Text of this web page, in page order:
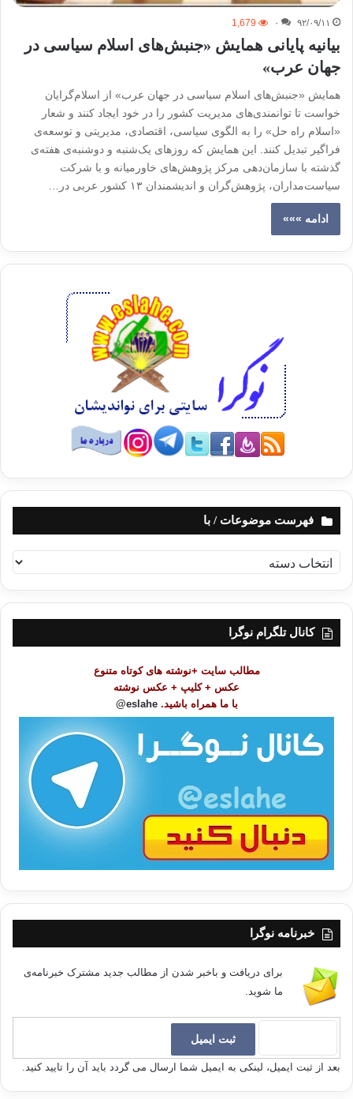
۹۲/۰۹/۱۱ ۰ 1,679
بیانیه پایانی همایش «جنبش‌های اسلام سیاسی در
جهان عرب»
همایش «جنبش‌های اسلام سیاسی در جهان عرب» از اسلام‌گرایان
خواست تا توانمندی‌های مدیریت کشور را در خود ایجاد کنند و شعار
«اسلام راه حل» را به الگوی سیاسی، اقتصادی، مدیریتی و توسعه‌ی
فراگیر تبدیل کنند. این همایش که روزهای یک‌شنبه و دوشنبه‌ی هفته‌ی
گذشته با سازمان‌دهی مرکز پژوهش‌های خاورمیانه و با شرکت
سیاست‌مداران، پژوهش‌گران و اندیشمندان ۱۳ کشور عربی در…
ادامه »»»
فهرست موضوعات / با
ه
ر
کانال تلگرام نوگرا
مطالب سایت +نوشته های کوتاه متنوع
عکس + کلیپ + عکس نوشته
با ما همراه باشید. eslahe@
خبرنامه نوگرا
برای دریافت و باخبر شدن از مطالب جدید مشترک خبرنامه‌ی
ما شوید.
بعد از ثبت ایمیل، لینکی به ایمیل شما ارسال می گردد باید آن را تایید کنید.